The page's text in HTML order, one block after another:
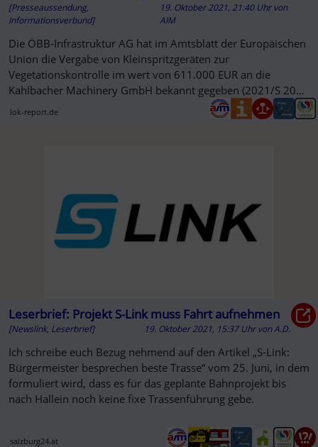
[Presseaussendung,
Informationsverbund]
19. Oktober 2021, 21:40 Uhr von
AIM
Die ÖBB-Infrastruktur AG hat im Amtsblatt der Europäischen
Union die Vergabe von Kleinspritzgeräten zur
Vegetationskontrolle im wert von 611.000 EUR an die
Kahlbacher Machinery GmbH bekannt gegeben (2021/S 203-
lok-report.de
Leserbrief: Projekt S-Link muss Fahrt aufnehmen
[Newslink, Leserbrief] 19. Oktober 2021, 15:37 Uhr vonA.D.
Ich schreibe euch Bezug nehmend auf den Artikel „S-Link:
Bürgermeister besprechen beste Trasse“ vom 25. Juni, in dem
formuliert wird, dass es für das geplante Bahnprojekt bis
nach Hallein noch keine fixe Trassenführung gebe.
salzburg24.at